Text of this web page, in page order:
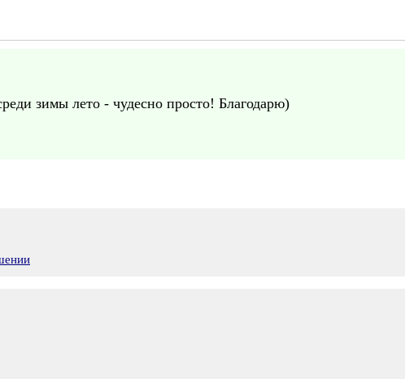
зимы лето - чудесно просто! Благодарю)